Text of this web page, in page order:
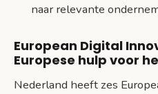
naar relevante
European Digital
Europese hulp voor
Nederland heeft zes